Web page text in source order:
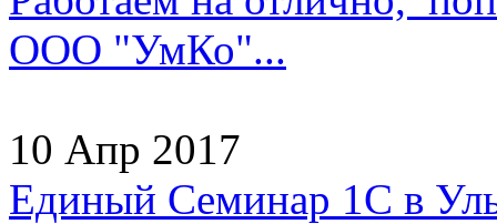
ООО "УмКо"...
10 Апр 2017
Единый Семинар 1С в